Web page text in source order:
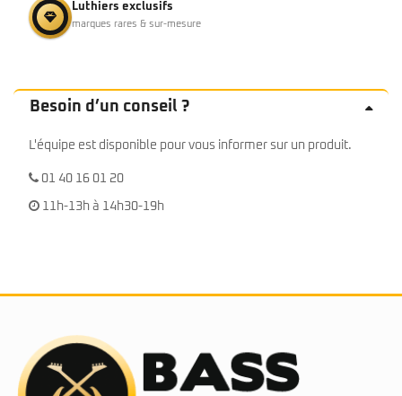
Luthiers exclusifs
marques rares & sur-mesure
Besoin d’un conseil ?
L'équipe est disponible pour vous informer sur un produit.
01 40 16 01 20
11h-13h à 14h30-19h